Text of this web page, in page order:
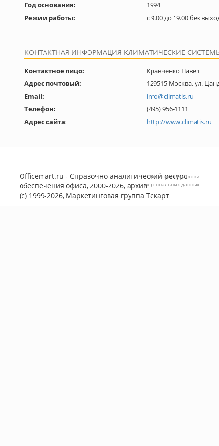
Год основания:
1994
Режим работы:
с 9.00 до 19.00 без
КОНТАКТНАЯ ИНФОРМАЦИЯ КЛИМАТИЧЕСКИЕ
Контактное лицо:
Кравченко Павел
Адрес почтовый:
129515 Москва, ул.
Email:
info@climatis.ru
Телефон:
(495) 956-1111
Адрес сайта:
http://www.climatis.ru
Officemart.ru - Справочно-аналитический ресурс
обеспечения офиса, 2000-2026, архив
(с) 1999-2026, Маркетинговая группа Текарт
Политика обработки
персональных данных